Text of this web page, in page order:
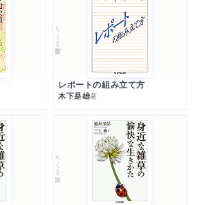
ちくま学芸文庫
レポートの組み立て方
木下是雄著
ちくま文庫